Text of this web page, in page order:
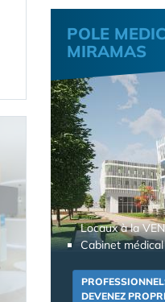
POLE
MIRAMAS
Locaux à la
Cabinet
DEVENEZ